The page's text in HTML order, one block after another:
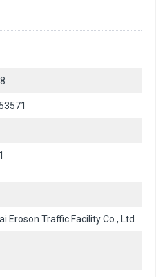
Eroson Traffic Facility Co., Ltd